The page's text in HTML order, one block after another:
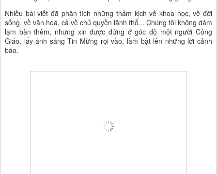
Nhiều bài viết đã phân tích những thảm kịch về khoa học, về đời
sống, về văn hoá, cả về chủ quyền lãnh thổ... Chúng tôi không dám
lạm bàn thêm, nhưng xin được đứng ở góc độ một người Công
Giáo, lấy ánh sáng Tin Mừng rọi vào, làm bật lên những lời cảnh
báo.